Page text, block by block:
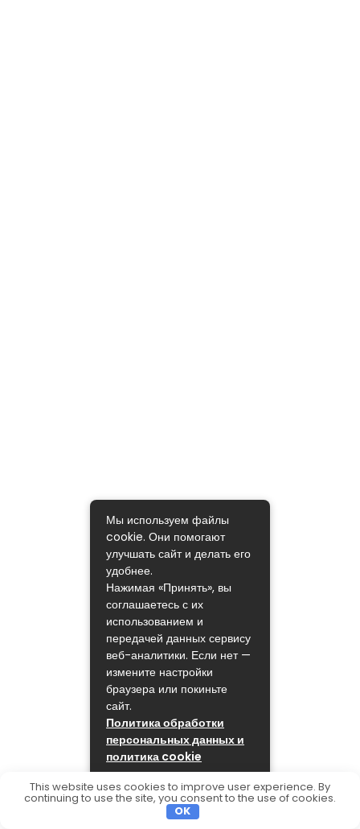
Мы используем файлы
cookie. Они помогают
улучшать сайт и делать его
удобнее.
Нажимая «Принять», вы
соглашаетесь с их
использованием и
передачей данных сервису
веб-аналитики. Если нет —
измените настройки
браузера или покиньте
сайт.
Политика обработки
персональных данных и
политика cookie
ПРИНЯТЬ
This website uses cookies to improve user experience. By
continuing to use the site, you consent to the use of cookies.
OK